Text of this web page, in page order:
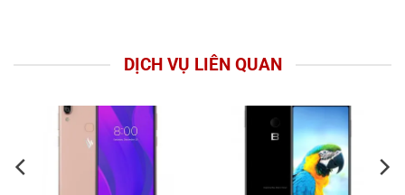
DỊCH VỤ LIÊN QUAN